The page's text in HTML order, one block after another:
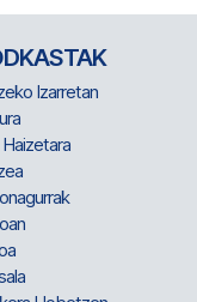
Izarretan